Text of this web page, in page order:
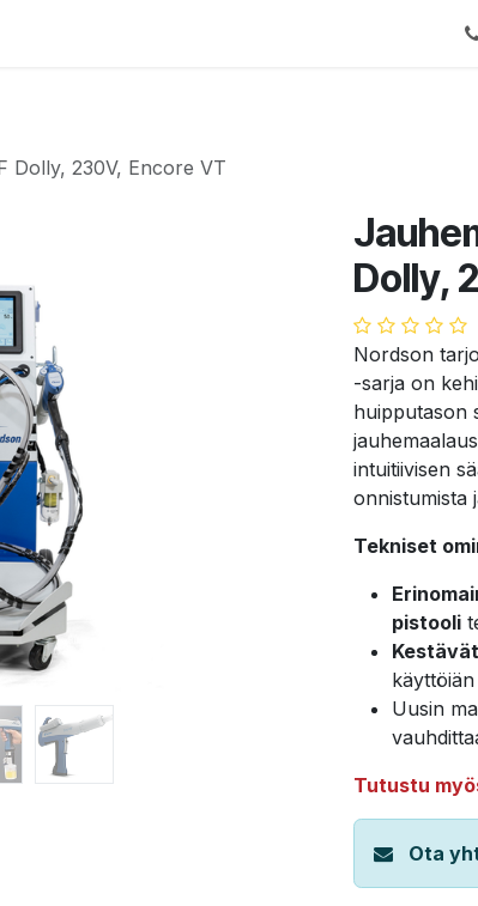
Dolly, 230V, Encore VT
Dolly,
Nordson
-sarja on
huipputason
intuitiivisen
onnistumista
Tekniset
pistooli
Uusin
Tutustu
Ota